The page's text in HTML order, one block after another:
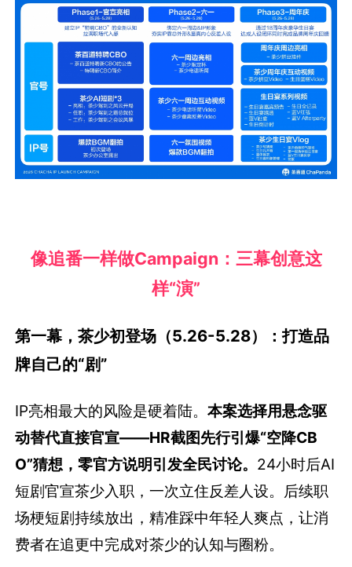
像追番一样做Campaign：三幕创意这
样“演”
第一幕，茶少初登场（5.26-5.28）：打造品
牌自己的“剧”
IP亮相最大的风险是硬着陆。本案选择用悬念驱
动替代直接官宣——HR截图先行引爆“空降CB
O”猜想，零官方说明引发全民讨论。 24小时后AI
短剧官宣茶少入职，一次立住反差人设。后续职
场梗短剧持续放出，精准踩中年轻人爽点，让消
费者在追更中完成对茶少的认知与圈粉。